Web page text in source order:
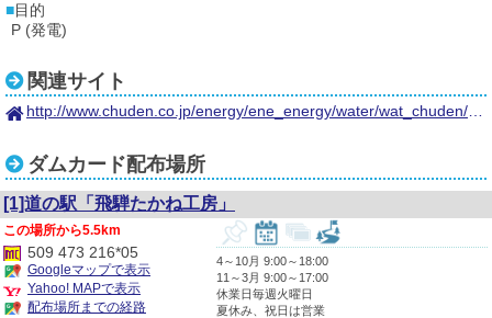
目的
P (発電)
関連サイト
http://www.chuden.co.jp/energy/ene_energy/water/wat_chuden/takane/
ダムカード配布場所
[1]道の駅「飛騨たかね工房」
4～10月 9:00～18:00
11～3月 9:00～17:00
休業日毎週火曜日
夏休み、祝日は営業
5.5km
509 473 216*05
Googleマップで表示
Yahoo! MAPで表示
配布場所までの経路